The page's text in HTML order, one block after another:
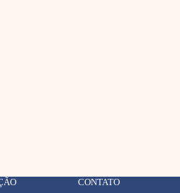
CONTATO